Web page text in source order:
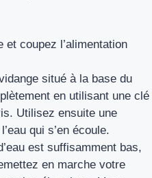
et coupez l’alimentation
situé à la base du
en utilisant une clé
Utilisez ensuite une
qui s’en écoule.
est suffisamment bas,
en marche votre